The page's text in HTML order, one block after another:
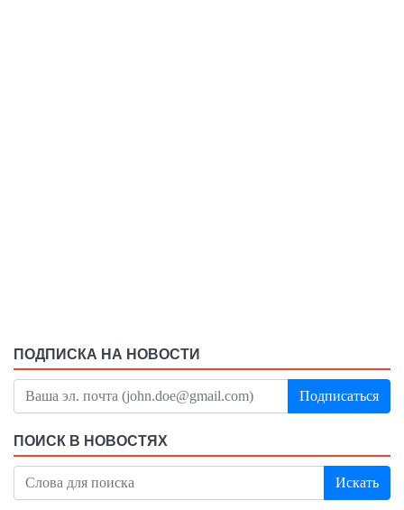
ПОДПИСКА НА НОВОСТИ
Подписаться
ПОИСК В НОВОСТЯХ
Искать